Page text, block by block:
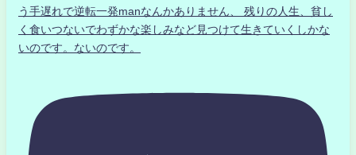
う手遅れで逆転一発manなんかありません、 残りの人生、貧し
く食いつないでわずかな楽しみなど見つけて生きていくしかな
いのです。ないのです。